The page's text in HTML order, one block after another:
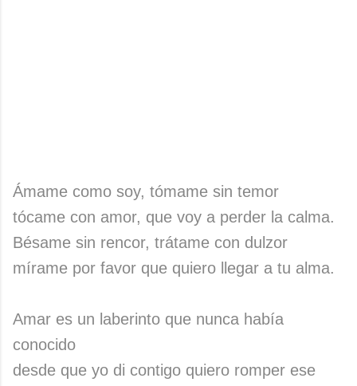
Ámame como soy, tómame sin temor
tócame con amor, que voy a perder la calma.
Bésame sin rencor, trátame con dulzor
mírame por favor que quiero llegar a tu alma.
Amar es un laberinto que nunca había
conocido
desde que yo di contigo quiero romper ese